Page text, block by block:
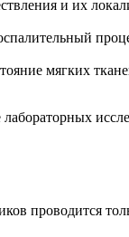
и их
мягких
проводится